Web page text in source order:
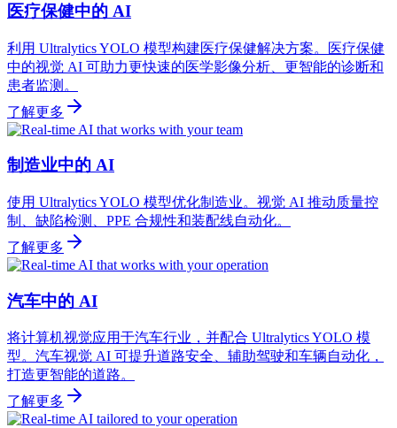
医疗保健中的 AI
利用 Ultralytics YOLO 模型构建医疗保健解决方案。医疗保健
中的视觉 AI 可助力更快速的医学影像分析、更智能的诊断和
患者监测。
了解更多
制造业中的 AI
使用 Ultralytics YOLO 模型优化制造业。视觉 AI 推动质量控
制、缺陷检测、PPE 合规性和装配线自动化。
了解更多
汽车中的 AI
将计算机视觉应用于汽车行业，并配合 Ultralytics YOLO 模
型。汽车视觉 AI 可提升道路安全、辅助驾驶和车辆自动化，
打造更智能的道路。
了解更多